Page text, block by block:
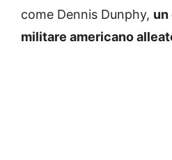
come Dennis Dunphy, un
militare americano